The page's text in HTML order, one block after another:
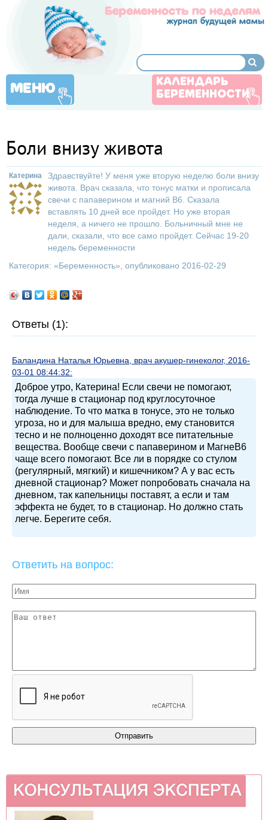
МЕНЮ
КАЛЕНДАРЬ
БЕРЕМЕННОСТИ
Боли внизу живота
Катерина
Здравствуйте! У меня уже вторую неделю боли внизу
живота. Врач сказала, что тонус матки и прописала
свечи с папаверином и магний В6. Сказала
вставлять 10 дней все пройдет. Но уже вторая
неделя, а ничего не прошло. Больничный мне не
дали, сказали, что все само пройдет. Сейчас 19-20
недель беременности
Категория: «Беременность», опубликовано 2016-02-29
Ответы (1):
Баландина Наталья Юрьевна, врач акушер-гинеколог, 2016-
03-01 08:44:32:
Доброе утро, Катерина! Если свечи не помогают,
тогда лучше в стационар под круглосуточное
наблюдение. То что матка в тонусе, это не только
угроза, но и для малыша вредно, ему становится
тесно и не полноценно доходят все питательные
вещества. Вообще свечи с папаверином и МагнеВ6
чаще всего помогают. Все ли в порядке со стулом
(регулярный, мягкий) и кишечником? А у вас есть
дневной стационар? Может попробовать сначала на
дневном, так капельницы поставят, а если и там
эффекта не будет, то в стационар. Но должно стать
легче. Берегите себя.
Ответить на вопрос: